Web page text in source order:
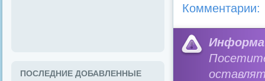
Комментарии:
ПОСЛЕДНИЕ ДОБАВЛЕННЫЕ